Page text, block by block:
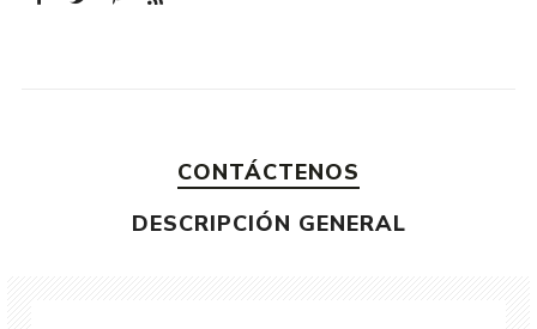
CONTÁCTENOS
DESCRIPCIÓN GENERAL